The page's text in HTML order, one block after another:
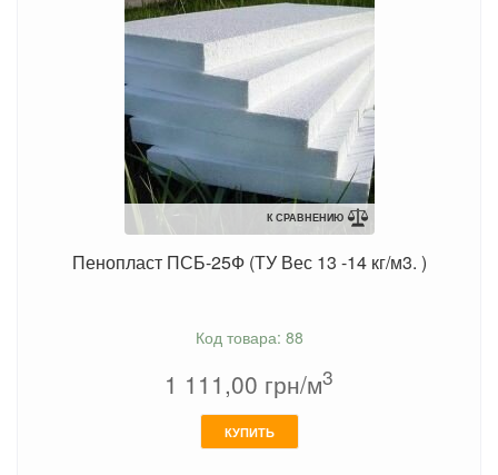
К СРАВНЕНИЮ
Пенопласт ПСБ-25Ф (ТУ Вес 13 -14 кг/м3. )
Код товара: 88
1 111,00 грн/м3
КУПИТЬ